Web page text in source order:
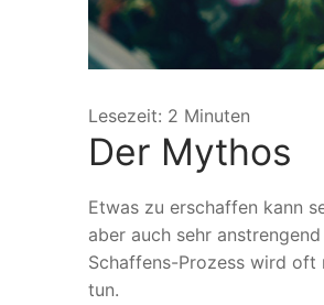
Lesezeit: 2 Minuten
Der Mythos
Etwas zu erschaffen kann
aber auch sehr
Schaffens-Prozess wird
tun.